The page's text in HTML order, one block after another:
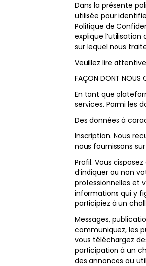
Dans la présente
utilisée pour
Politique de
explique
sur lequel nous
Veuillez lire
FAÇON DONT NOUS
En tant que
services. Parmi les
Des données à
Inscription.Nous
nous fournissons
Profil. Vous
d’indiquer ou non
professionnelles et
informations qui y
participiez à un
Messages,
communiquez, les
vous téléchargez
participation à un
des annonces ou